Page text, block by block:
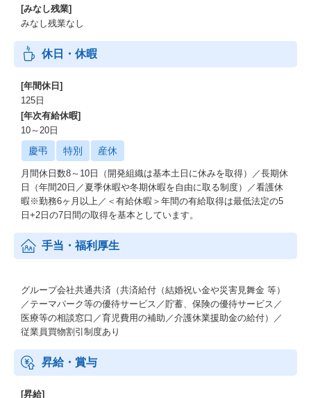
[みなし残業]
みなし残業なし
休日・休暇
[年間休日]
125日
[年次有給休暇]
10～20日
慶弔 特別 産休
月間休日数8～10日（開発組織は基本土日に休みを取得）／長期休
日（年間20日／夏季休暇や冬期休暇を自由に取る制度）／看護休
暇※勤務6ヶ月以上／＜有給休暇＞年間の有給取得は最低法定の5
日+2日の7日間の取得を基本としています。
手当・福利厚生
グループ会社共通共済（共済給付（結婚祝い金や災害見舞金 等）
／テーマパーク等の優待サービス／貯蓄、保険の優待サービス／
医療等の相談窓口／育児費用の補助／介護休業援助金の給付）／
従業員買物割引制度あり
昇給・賞与
[昇給]